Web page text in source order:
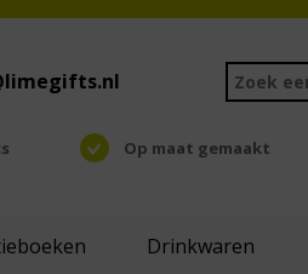
Op maat gemaakt
Drinkwaren